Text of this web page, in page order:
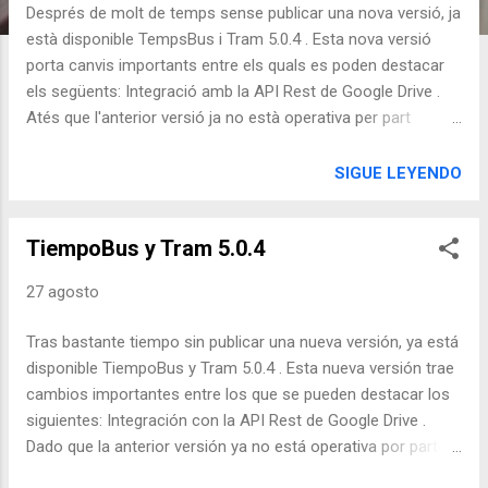
Després de molt de temps sense publicar una nova versió, ja
està disponible TempsBus i Tram 5.0.4 . Esta nova versió
porta canvis importants entre els quals es poden destacar
els següents: Integració amb la API Rest de Google Drive .
Atés que l'anterior versió ja no està operativa per part
implementat una nova funcionalitat per a poder guardar i
funcionalitat de sincronització automàtica) Nou tema fosc
tema del sistema en Android 10. Correcció d'errors i
usades per l'aplicació. Important: Amb la nova
implementació he eliminat el permís d'Emmagatzematge,
atés que ja no és necessari. A causa de l'actualització de
diverses de les llibreries usades, la versió mínima...
SIGUE LEYENDO
TiempoBus y Tram 5.0.4
27 agosto
Tras bastante tiempo sin publicar una nueva versión, ya está
disponible TiempoBus y Tram 5.0.4 . Esta nueva versión trae
cambios importantes entre los que se pueden destacar los
siguientes: Integración con la API Rest de Google Drive .
Dado que la anterior versión ya no está operativa por parte